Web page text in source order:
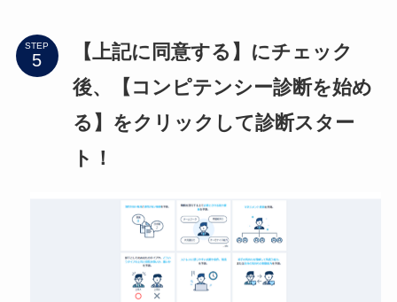
STEP
【上記に同意する】にチェック
後、【コンピテンシー診断を始め
る】をクリックして診断スター
ト！